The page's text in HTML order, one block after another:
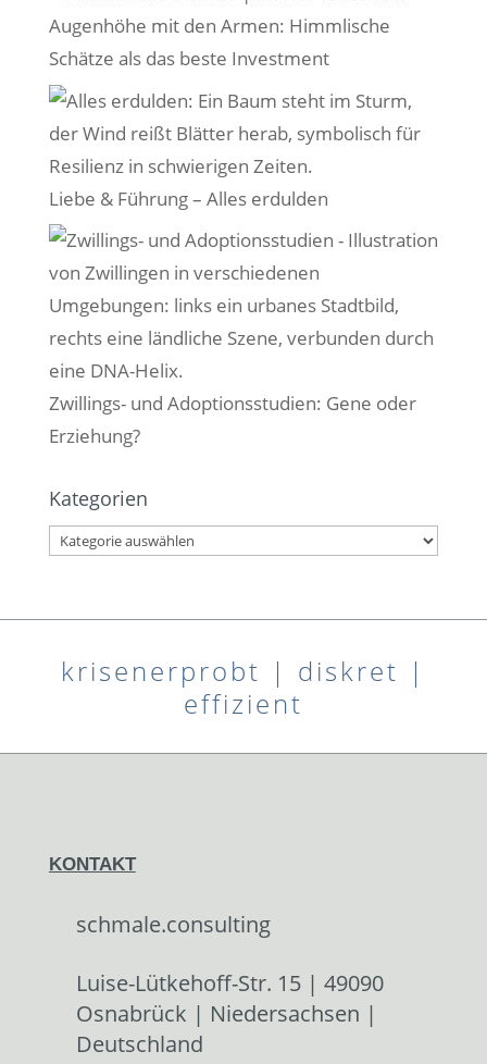
Augenhöhe mit den Armen: Himmlische
Schätze als das beste Investment
Liebe & Führung – Alles erdulden
Zwillings- und Adoptionsstudien: Gene oder
Erziehung?
Kategorien
Kategorien
krisenerprobt | diskret |
effizient
KONTAKT
schmale.consulting
Luise-Lütkehoff-Str. 15 | 49090
Osnabrück | Niedersachsen |
Deutschland